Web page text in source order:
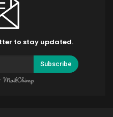
to stay updated.
Subscribe